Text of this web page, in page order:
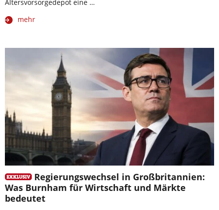
Altersvorsorgedepot eine …
mehr
Regierungswechsel in Großbritannien:
Was Burnham für Wirtschaft und Märkte
bedeutet